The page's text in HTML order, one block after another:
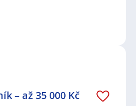
– až 35 000 Kč